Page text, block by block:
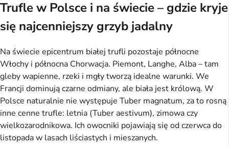
Trufle w Polsce i na świecie – gdzie kryje
się najcenniejszy grzyb jadalny
Na świecie epicentrum białej trufli pozostaje północne
Włochy i północna Chorwacja. Piemont, Langhe, Alba – tam
gleby wapienne, rzeki i mgły tworzą idealne warunki. We
Francji dominują czarne odmiany, ale biała jest królową. W
Polsce naturalnie nie występuje Tuber magnatum, za to rosną
inne cenne trufle: letnia (Tuber aestivum), zimowa czy
wielkozarodnikowa. Ich owocniki pojawiają się od czerwca do
listopada w lasach liściastych i mieszanych.